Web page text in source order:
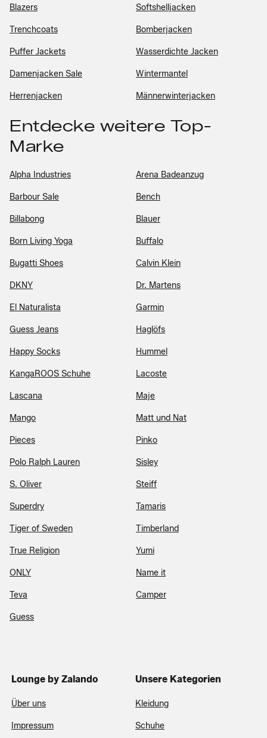
Blazers Softshelljacken
Trenchcoats Bomberjacken
Puffer Jackets Wasserdichte Jacken
Damenjacken Sale Wintermantel
Herrenjacken Männerwinterjacken
Entdecke weitere Top-
Marke
Alpha Industries Arena Badeanzug
Barbour Sale Bench
Billabong Blauer
Born Living Yoga Buffalo
Bugatti Shoes Calvin Klein
DKNY Dr. Martens
El Naturalista Garmin
Guess Jeans Haglöfs
Happy Socks Hummel
KangaROOS Schuhe Lacoste
Lascana Maje
Mango Matt und Nat
Pieces Pinko
Polo Ralph Lauren Sisley
S. Oliver Steiff
Superdry Tamaris
Tiger of Sweden Timberland
True Religion Yumi
ONLY Name it
Teva Camper
Guess
Lounge by Zalando
Über uns
Impressum
Unsere Kategorien
Kleidung
Schuhe